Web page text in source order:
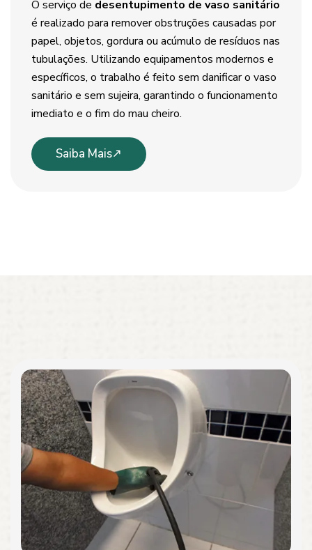
O serviço de desentupimento de vaso sanitário
é realizado para remover obstruções causadas por
papel, objetos, gordura ou acúmulo de resíduos nas
tubulações. Utilizando equipamentos modernos e
específicos, o trabalho é feito sem danificar o vaso
sanitário e sem sujeira, garantindo o funcionamento
imediato e o fim do mau cheiro.
Saiba Mais